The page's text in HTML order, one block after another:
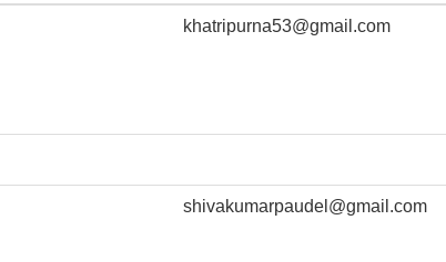
khatripurna53@gmail.com
shivakumarpaudel@gmail.com